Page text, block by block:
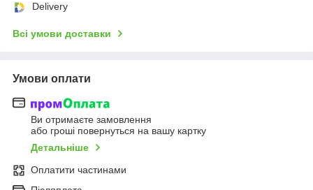
Delivery
Всі умови доставки
Умови оплати
Ви отримаєте замовлення
або гроші повернуться на вашу картку
Детальніше
Оплатити частинами